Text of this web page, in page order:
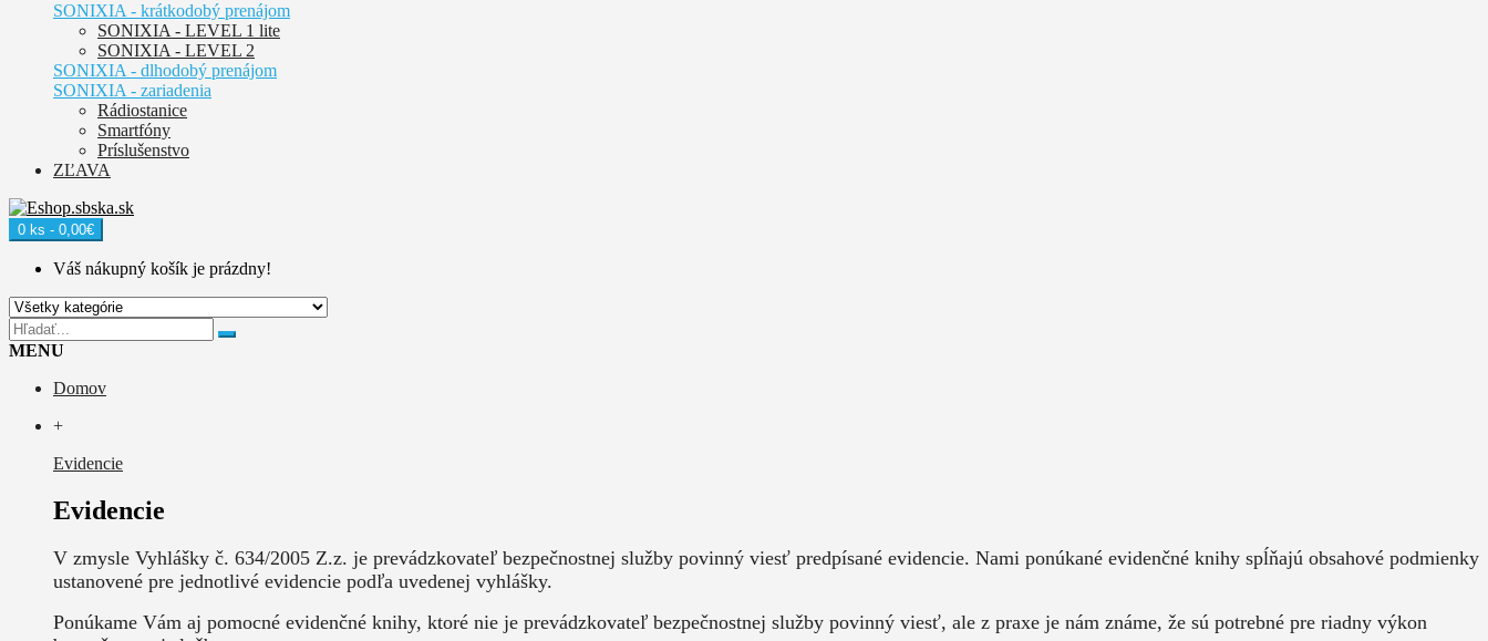
SONIXIA - krátkodobý prenájom
SONIXIA - LEVEL 1 lite
SONIXIA - LEVEL 2
SONIXIA - dlhodobý prenájom
SONIXIA - zariadenia
Rádiostanice
Smartfóny
Príslušenstvo
ZĽAVA
0 ks - 0,00€
Váš nákupný košík je prázdny!
MENU
Domov
+
Evidencie
Evidencie
V zmysle Vyhlášky č. 634/2005 Z.z. je prevádzkovateľ bezpečnostnej služby povinný viesť predpísané evidencie. Nami ponúkané evidenčné knihy spĺňajú obsahové podmienky
ustanovené pre jednotlivé evidencie podľa uvedenej vyhlášky.
Ponúkame Vám aj pomocné evidenčné knihy, ktoré nie je prevádzkovateľ bezpečnostnej služby povinný viesť, ale z praxe je nám známe, že sú potrebné pre riadny výkon